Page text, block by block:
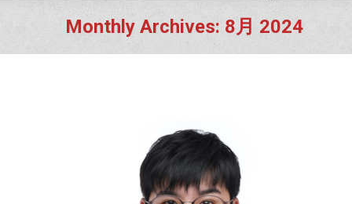
Monthly Archives: 8月 2024
You are here: